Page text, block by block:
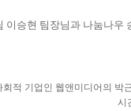
이승현 팀장님과 나눔나우
적 기업인 웹앤미디어의 박
시